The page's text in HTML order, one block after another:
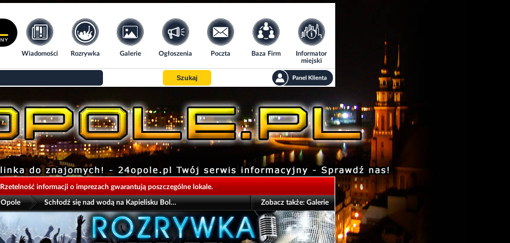
Wiadomości Rozrywka Galerie Ogłoszenia Poczta Baza Firm
Informator
miejski
Szukaj
Rzetelność informacji o imprezach gwarantują poszczególne lokale.
Opole
>
Schłodź się nad wodą na Kapielisku Bolko Zobacz także:Galerie